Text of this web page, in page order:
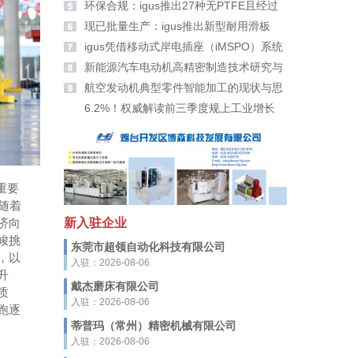
要
着
向
挑
以
逐
室带来更高安全性
环保合规：igus推出27种无PTFE且经过
PFAS检测的新材料
现已批量生产：igus推出新型耐用滑板
轮、滑轮及滚轮适配器
igus凭借移动式岸电插座（iMSPO）系统
荣获“年度海事创新者”奖
新能源汽车电动机高精密制造技术研究与
应用航空发动机典型零件智能加工的现状与思
6.2%！权威解读前三季度规上工业增长
新入驻企业
东莞市超领自动化科技有限公司
入驻：2026-08-06
戴杰磨床有限公司
入驻：2026-08-06
蒂普玛（常州）精密机械有限公司
入驻：2026-08-06